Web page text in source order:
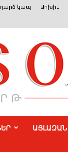
կապ Արխիւ
ԱՅԼԱԶԱՆ